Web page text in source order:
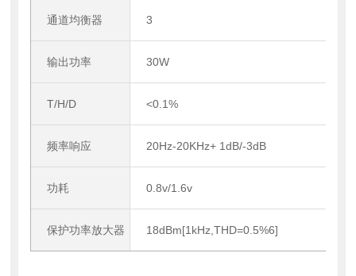
通道均衡器 3
输出功率 30W
T/H/D <0.1%
频率响应 20Hz-20KHz+ 1dB/-3dB
功耗 0.8v/1.6v
保护功率放大器 18dBm[1kHz,THD=0.5%6]